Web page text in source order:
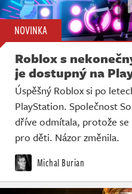
NOVINKA
Roblox s
je dostupný na
Úspěšný Roblox si po
PlayStation. Společnost
dříve odmítala, protože se
pro děti. Názor změnila.
Michal Burian